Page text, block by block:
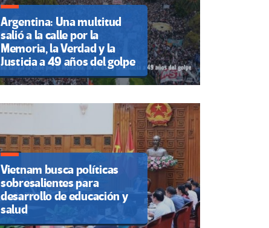
Argentina: Una multitud
salió a la calle por la
Memoria, la Verdad y la
Justicia a 49 años del golpe
Vietnam busca políticas
sobresalientes para
desarrollo de educación y
salud